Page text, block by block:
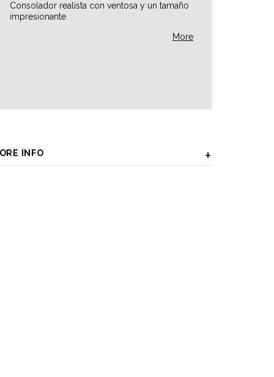
Consolador realista con ventosa y un tamaño
impresionante
More
INFO